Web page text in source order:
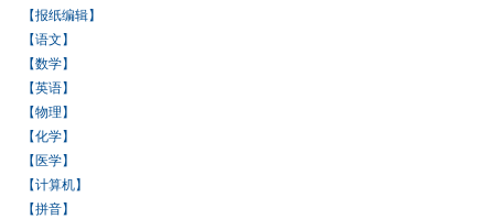
【报纸编辑】
【语文】
【数学】
【英语】
【物理】
【化学】
【医学】
【计算机】
【拼音】